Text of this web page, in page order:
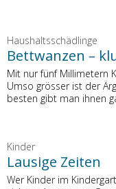
Haushaltsschädlinge
Bettwanzen –
Mit nur fünf Millimetern
Umso grösser ist der
besten gibt man ihnen
Kinder
Lausige Zeiten
Wer Kinder im